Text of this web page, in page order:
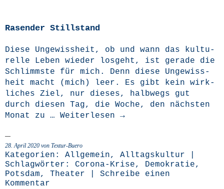
Rasender Stillstand
Die­se Unge­wiss­heit, ob und wann das kul­tu­
rel­le Leben wie­der los­geht, ist gera­de die
Schlimms­te für mich. Denn die­se Unge­wiss­
heit macht (mich) leer. Es gibt kein wirk­
li­ches Ziel, nur die­ses, halb­wegs gut
durch die­sen Tag, die Woche, den nächs­ten
Monat zu … Wei­ter­le­sen →
28. April 2020 von Textur-Buero
Kategorien: Allgemein, Alltagskultur
Schlagwörter: Corona-Krise, Demokratie,
Potsdam, Theater
Schreibe einen
Kommentar